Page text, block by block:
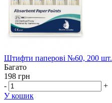
Штифти паперові №60, 200 шт.
Багато
198 грн
-
+
У кошик